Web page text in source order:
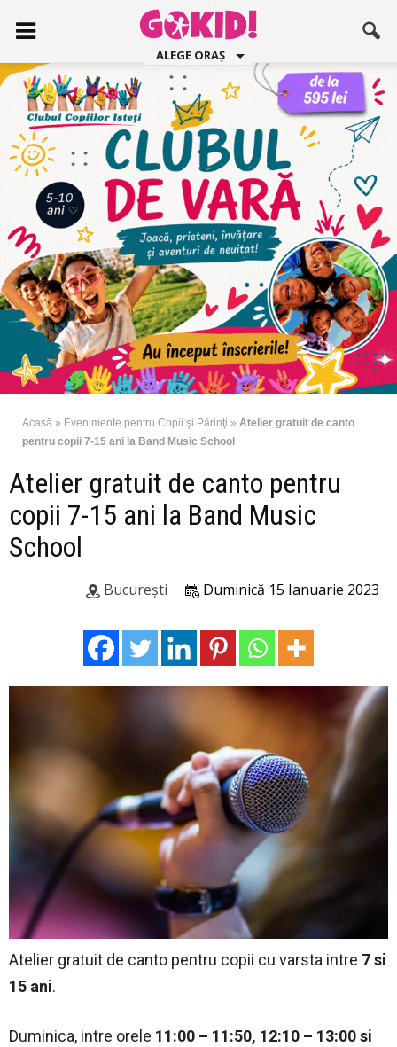
ALEGE ORAȘ
Acasă » Evenimente pentru Copii şi Părinţi » Atelier gratuit de canto
pentru copii 7-15 ani la Band Music School
Atelier gratuit de canto pentru
copii 7-15 ani la Band Music
School
Duminică 15 Ianuarie 2023
București
Atelier gratuit de canto pentru copii cu varsta intre 7 si
15 ani.
Duminica, intre orele 11:00 – 11:50, 12:10 – 13:00 si